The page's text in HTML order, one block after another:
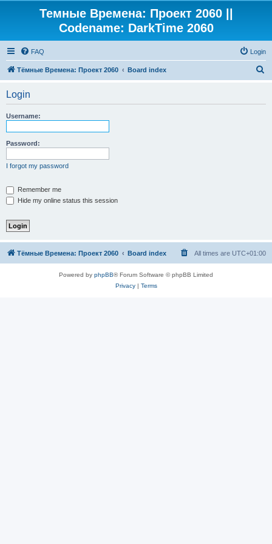
Темные Времена: Проект 2060 ||
Codename: DarkTime 2060
FAQ Login
Тёмные Времена: Проект 2060 Board index
Login
Username:
Password:
I forgot my password
Remember me
Hide my online status this session
Тёмные Времена: Проект 2060 Board index All times are UTC+01:00
Powered by phpBB® Forum Software © phpBB Limited
Privacy| Terms